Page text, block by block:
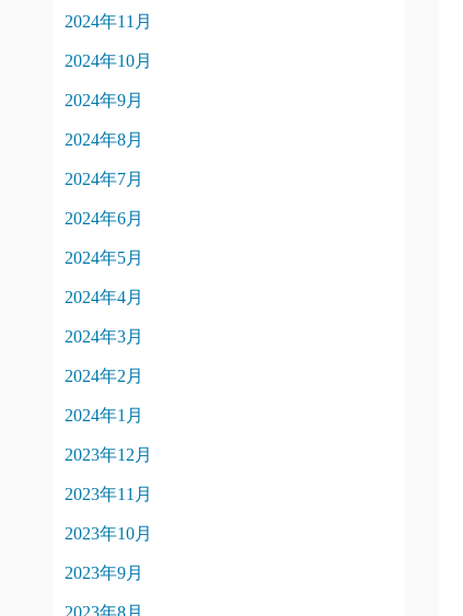
2024年11月
2024年10月
2024年9月
2024年8月
2024年7月
2024年6月
2024年5月
2024年4月
2024年3月
2024年2月
2024年1月
2023年12月
2023年11月
2023年10月
2023年9月
2023年8月